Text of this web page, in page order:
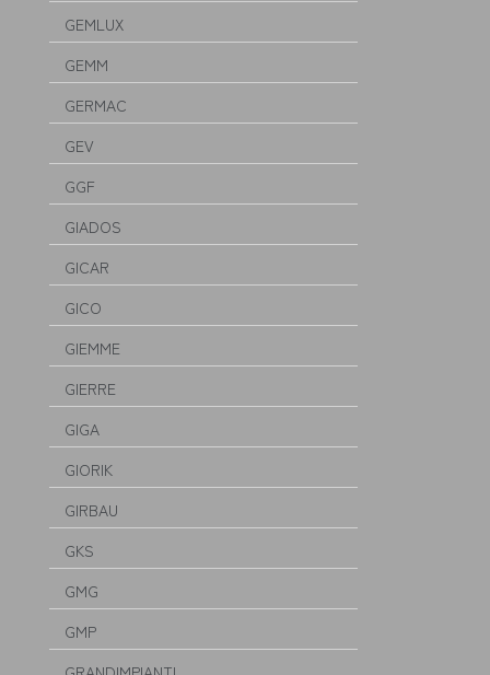
GEMLUX
GEMM
GERMAC
GEV
GGF
GIADOS
GICAR
GICO
GIEMME
GIERRE
GIGA
GIORIK
GIRBAU
GKS
GMG
GMP